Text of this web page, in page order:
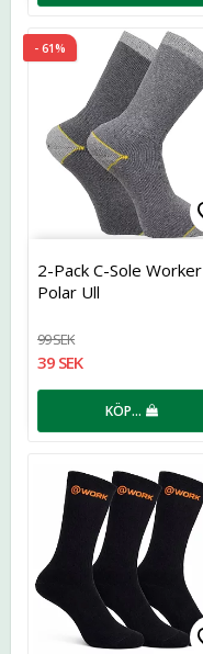
- 61%
2-Pack C-Sole Worker
Polar Ull
99 SEK
39 SEK
KÖP…